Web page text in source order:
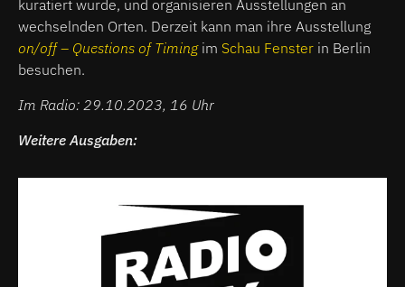
kuratiert wurde, und organisieren Ausstellungen an
wechselnden Orten. Derzeit kann man ihre Ausstellung
on/off – Questions of Timing im Schau Fenster in Berlin
besuchen.
Im Radio: 29.10.2023, 16 Uhr
Weitere Ausgaben: